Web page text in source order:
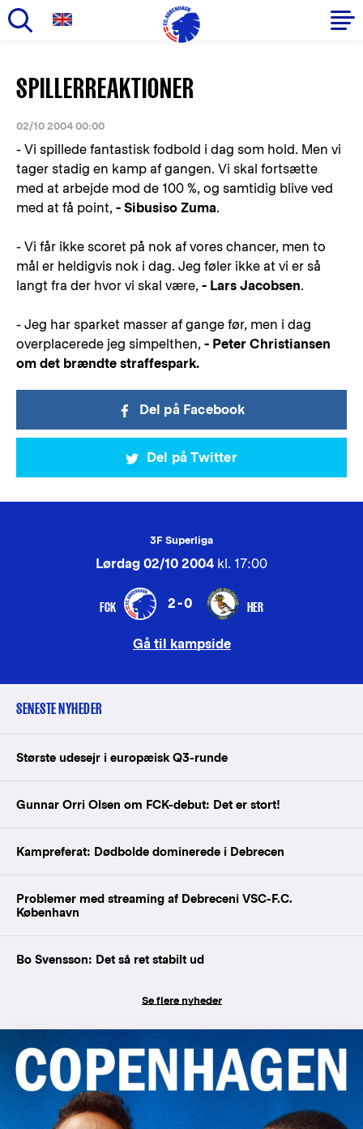
hovedindhold
Primær
navigation
SPILLERREAKTIONER
02/10 2004 00:00
- Vi spillede fantastisk fodbold i dag som hold. Men vi
tager stadig en kamp af gangen. Vi skal fortsætte
med at arbejde mod de 100 %, og samtidig blive ved
med at få point, - Sibusiso Zuma.
- Vi får ikke scoret på nok af vores chancer, men to
mål er heldigvis nok i dag. Jeg føler ikke at vi er så
langt fra der hvor vi skal være, - Lars Jacobsen.
- Jeg har sparket masser af gange før, men i dag
overplacerede jeg simpelthen, - Peter Christiansen
om det brændte straffespark.
Del på Facebook
Del på Twitter
3F Superliga
Lørdag 02/10 2004 kl. 17:00
FCK 2-0 HER
Gå til kampside
SENESTE NYHEDER
Største udesejr i europæisk Q3-runde
Gunnar Orri Olsen om FCK-debut: Det er stort!
Kampreferat: Dødbolde dominerede i Debrecen
Problemer med streaming af Debreceni VSC-F.C.
København
Bo Svensson: Det så ret stabilt ud
Se flere nyheder